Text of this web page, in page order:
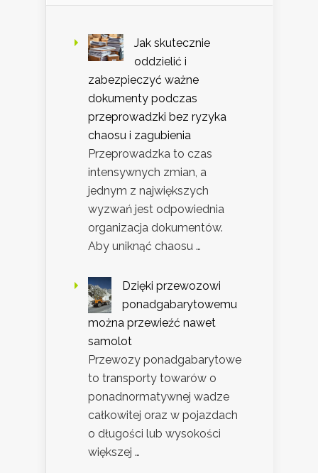
Jak skutecznie
oddzielić i
zabezpieczyć ważne
dokumenty podczas
przeprowadzki bez ryzyka
chaosu i zagubienia
Przeprowadzka to czas
intensywnych zmian, a
jednym z największych
wyzwań jest odpowiednia
organizacja dokumentów.
Aby uniknąć chaosu …
Dzięki przewozowi
ponadgabarytowemu
można przewieźć nawet
samolot
Przewozy ponadgabarytowe
to transporty towarów o
ponadnormatywnej wadze
całkowitej oraz w pojazdach
o długości lub wysokości
większej …